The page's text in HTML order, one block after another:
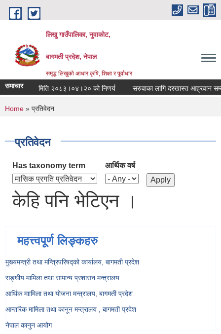
Skip to main content
लिखु गाउँपालिका, नुवाकोट,
बागमती प्रदेश, नेपाल
समृद्ध लिखुको आधार कृषि, शिक्षा र पूर्वाधार
समाचार मिति २०८३।०४।२० को निणर्य सरुवाका लागि दरखास्त आह्रवान
You are here
Home » प्रतिवेदन
प्रतिवेदन
Has taxonomy term आर्थिक वर्ष
केहि पनि भेटिएन ।
महत्त्वपूर्ण लिङ्कहरु
मुख्यमन्त्री तथा मन्त्रिपरिषद्को कार्यालय, बागमती प्रदेश
सङ्‍घीय मामिला तथा सामान्य प्रशासन मन्त्रालय
आर्थिक माामिला तथा योजना मन्त्रालय, बागमती प्रदेश
आन्तरिक मामिला तथा कानून मन्त्रालय , बागमती प्रदेश
नेपाल कानुन आयोग